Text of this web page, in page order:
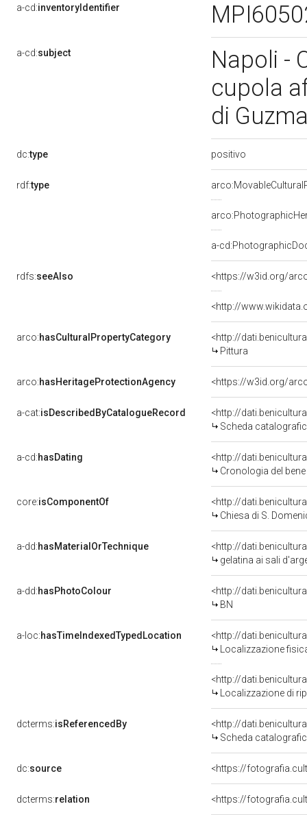
a-cd:inventoryIdentifier
a-cd:subject
Napoli -
cupola
di
dc:type positivo
rdf:type
a-
rdfs:seeAlso <https://w3id.org/
<http://
arco:hasCulturalPropertyCategory
<http://
Pittura
arco:hasHeritageProtectionAgency <https://w3id.org/
a-cat:isDescribedByCatalogueRecord
<http://
Scheda
a-cd:hasDating
<http://
Cronologia del
core:isComponentOf
<http://
Chiesa di S.
a-dd:hasMaterialOrTechnique
<http://
gelatina ai sali
a-dd:hasPhotoColour
<http://
BN
a-loc:hasTimeIndexedTypedLocation
Localizzazione
<http://
Localizzazione di
dcterms:isReferencedBy
<http://
Scheda
dc:source <https://
dcterms:relation <https://